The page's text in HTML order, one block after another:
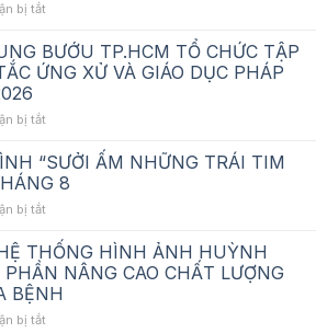
định_Nâng
cấp
hệ
mạng
dây
tại
BV
Ung
cơ
sở
1
bị tắt
báo
chào
giá_Tư
cấp
hệ
thống
mạng
dây
tại
Bệnh
viện
Ung
BƯỚU TP.HCM TỔ CHỨC TẬP
ỨNG XỬ VÀ GIÁO DỤC PHÁP
bị tắt
VIỆN
UNG
BƯỚU
TP.HCM
CHỨC
TẬP
HUẤN
QUY
TẮC
“SƯỞI ẤM NHỮNG TRÁI TIM
8
bị tắt
TRÌNH
“SƯỞI
ẤM
NHỮNG
THỐNG HÌNH ẢNH HUỲNH
PHẦN NÂNG CAO CHẤT LƯỢNG
BỆNH
bị tắt